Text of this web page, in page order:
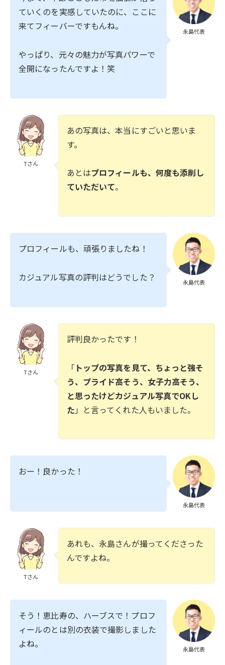
永島代表
ていくのを実感していたのに、ここに
来てフィーバーですもんね。
やっぱり、元々の魅力が写真パワーで
全開になったんですよ！笑
Tさん
あの写真は、本当にすごいと思いま
す。
あとはプロフィールも、何度も添削し
ていただいて。
永島代表
プロフィールも、頑張りましたね！
カジュアル写真の評判はどうでした？
Tさん
評判良かったです！
「 トップの写真を見て、ちょっと強そ
う、プライド高そう、女子力高そう、
と思ったけどカジュアル写真でOKし
た 」と言ってくれた人もいました。
永島代表
おー！良かった！
Tさん
あれも、永島さんが撮ってくださった
んですよね。
永島代表
そう！恵比寿の、ハーブスで！プロフ
ィールのとは別の衣装で撮影しました
よね。